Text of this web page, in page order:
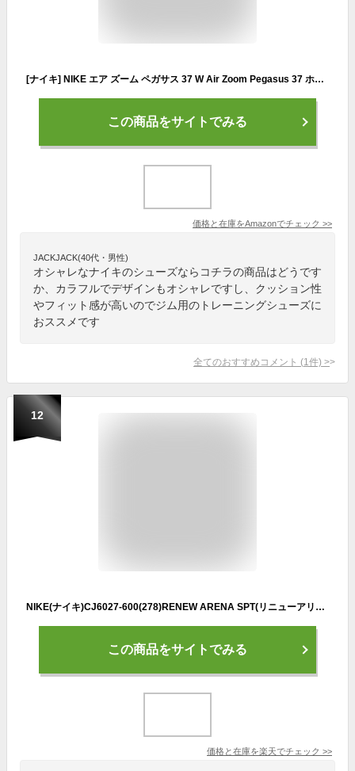
[ナイキ] NIKE エア ズーム ペガサス 37 W Air Zoom Pegasus 37 ホワイト/サイバー/マルチカラー/レーサーブルー DC5191-100 国内正規品 24.0cm
この商品をサイトでみる
価格と在庫をAmazonでチェック >>
JACKJACK(40代・男性)
オシャレなナイキのシューズならコチラの商品はどうです
か、カラフルでデザインもオシャレですし、クッション性
やフィット感が高いのでジム用のトレーニングシューズに
おススメです
全てのおすすめコメント (1 件) >
12
NIKE(ナイキ)CJ6027-600(278)RENEW ARENA SPT(リニューアリーナSPT)スニーカー
この商品をサイトでみる
価格と在庫を楽天でチェック >>